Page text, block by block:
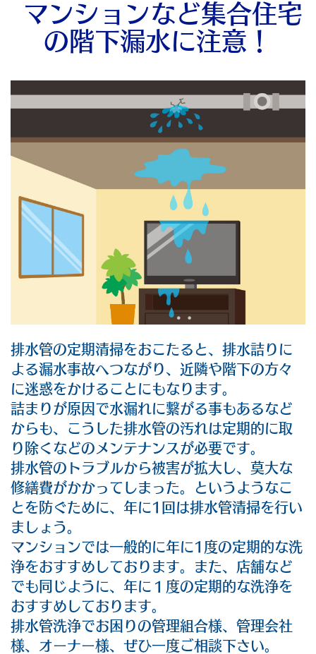
マンションなど集合住宅
の階下漏水に注意！
排水管の定期清掃をおこたると、排水詰りに
よる漏水事故へつながり、近隣や階下の方々
に迷惑をかけることにもなります。
詰まりが原因で水漏れに繋がる事もあるなど
からも、こうした排水管の汚れは定期的に取
り除くなどのメンテナンスが必要です。
排水管のトラブルから被害が拡大し、莫大な
修繕費がかかってしまった。というようなこ
とを防ぐために、年に1回は排水管清掃を行い
ましょう。
マンションでは一般的に年に1度の定期的な洗
浄をおすすめしております。また、店舗など
でも同じように、年に１度の定期的な洗浄を
おすすめしております。
排水管洗浄でお困りの管理組合様、管理会社
様、オーナー様、ぜひ一度ご相談下さい。